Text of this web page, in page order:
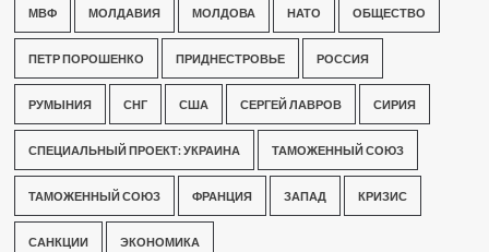
МВФ МОЛДАВИЯ МОЛДОВА НАТО ОБЩЕСТВО
ПЕТР ПОРОШЕНКО ПРИДНЕСТРОВЬЕ РОССИЯ
РУМЫНИЯ СНГ США СЕРГЕЙ ЛАВРОВ СИРИЯ
СПЕЦИАЛЬНЫЙ ПРОЕКТ: УКРАИНА ТАМОЖЕННЫЙ СОЮЗ
ТАМОЖЕННЫЙ СОЮЗ ФРАНЦИЯ ЗАПАД КРИЗИС
САНКЦИИ ЭКОНОМИКА